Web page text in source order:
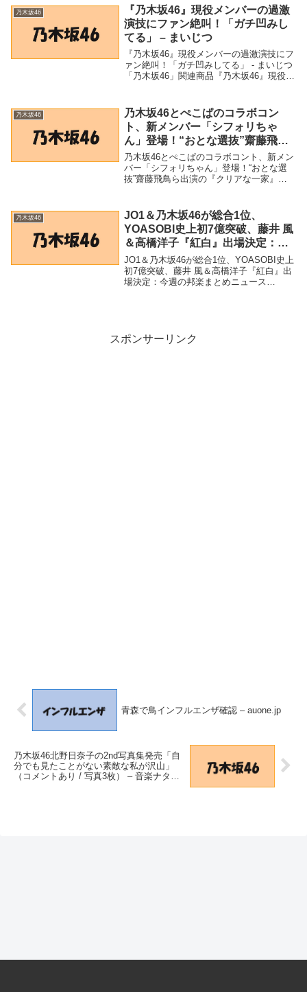
女性アイドル界は乃木坂...
乃木坂46
『乃木坂46』現役メンバーの過激
演技にファン絶叫！「ガチ凹みし
てる」 – まいじつ
『乃木坂46』現役メンバーの過激演技にフ
ァン絶叫！「ガチ凹みしてる」 - まいじつ
「乃木坂46」関連商品『乃木坂46』現役メ
メンバーの過激演技にファン絶叫！「...
乃木坂46
乃木坂46とぺこぱのコラボコン
ト、新メンバー「シフォリちゃ
ん」登場！“おとな選抜”齋藤飛鳥
ら出演の『クリアな一家』第2弾
(2022年5月2日) – Excite Bit コネ
タ
乃木坂46とぺこぱのコラボコント、新メン
バー「シフォリちゃん」登場！“おとな選
抜”齋藤飛鳥ら出演の『クリアな一家』第2
ボコント、新メン...
乃木坂46
JO1＆乃木坂46が総合1位、
YOASOBI史上初7億突破、藤井 風
＆高橋洋子『紅白』出場決定：今
週の邦楽まとめニュース
（Billboard JAPAN） – Yahoo!ニ
ュース – Yahoo!ニュース
JO1＆乃木坂46が総合1位、YOASOBI史上
初7億突破、藤井 風＆高橋洋子『紅白』出
場決定：今週の邦楽まとめニュース
スポンサーリンク
青森で鳥インフルエンザ確認 – auone.jp
乃木坂46北野日奈子の2nd写真集発売「自
分でも見たことがない素敵な私が沢山」
（コメントあり / 写真3枚） – 音楽ナタリ